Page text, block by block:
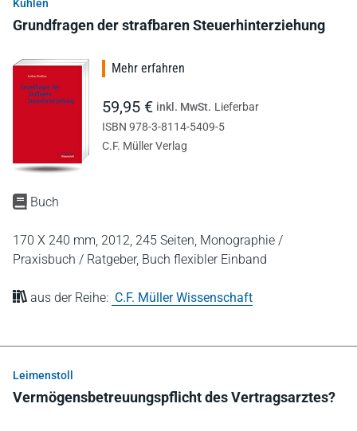
Kuhlen
Grundfragen der strafbaren Steuerhinterziehung
Buch
170 X 240 mm, 2012, 245 Seiten, Monographie /
Praxisbuch / Ratgeber, Buch flexibler Einband
aus der Reihe: C.F. Müller Wissenschaft
Mehr erfahren
59,95 € inkl. MwSt. Lieferbar
ISBN 978-3-8114-5409-5
C.F. Müller Verlag
Leimenstoll
Vermögensbetreuungspflicht des Vertragsarztes?